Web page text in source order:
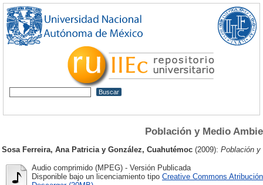
Población y Medio
Sosa Ferreira, Ana Patricia y González, Cuahutémoc (2009): Población y
Audio comprimido (MPEG) - Versión Publicada
Disponible bajo un licenciamiento tipo Creative Commons